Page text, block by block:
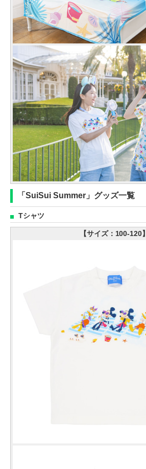
「SuiSui Summer」グッズ一覧
Tシャツ
【サイズ：100-120】